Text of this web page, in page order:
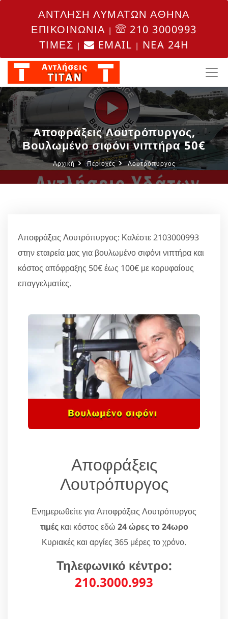
ΑΝΤΛΗΣΗ ΛΥΜΑΤΩΝ ΑΘΗΝΑ
ΕΠΙΚΟΙΝΩΝΙΑ |
210 3000993
ΤΙΜΕΣ | EMAIL | NEA 24H
Αποφράξεις Λουτρόπυργος,
Βουλωμένο σιφόνι νιπτήρα 50€
Αρχική Περιοχές Λουτρόπυργος
Αποφράξεις Λουτρόπυργος: Καλέστε 2103000993
στην εταιρεία μας για βουλωμένο σιφόνι νιπτήρα και
κόστος απόφραξης 50€ έως 100€ με κορυφαίους
επαγγελματίες.
Αποφράξεις
Λουτρόπυργος
Ενημερωθείτε για Αποφράξεις Λουτρόπυργος
τιμέςκαι κόστος εδώ 24 ώρες το 24ωρο
Κυριακές και αργίες 365 μέρες το χρόνο.
Τηλεφωνικό κέντρο:
210.3000.993